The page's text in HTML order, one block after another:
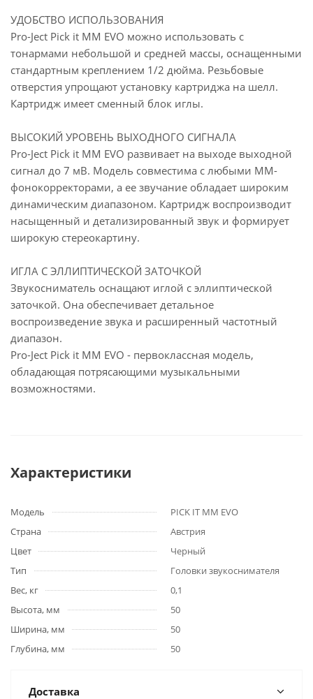
УДОБСТВО ИСПОЛЬЗОВАНИЯ
Pro-Ject Pick it MM EVO можно использовать с
тонармами небольшой и средней массы, оснащенными
стандартным креплением 1/2 дюйма. Резьбовые
отверстия упрощают установку картриджа на шелл.
Картридж имеет сменный блок иглы.
ВЫСОКИЙ УРОВЕНЬ ВЫХОДНОГО СИГНАЛА
Pro-Ject Pick it MM EVO развивает на выходе выходной
сигнал до 7 мВ. Модель совместима с любыми MM-
фонокорректорами, а ее звучание обладает широким
динамическим диапазоном. Картридж воспроизводит
насыщенный и детализированный звук и формирует
широкую стереокартину.
ИГЛА С ЭЛЛИПТИЧЕСКОЙ ЗАТОЧКОЙ
Звукосниматель оснащают иглой с эллиптической
заточкой. Она обеспечивает детальное
воспроизведение звука и расширенный частотный
диапазон.
Pro-Ject Pick it MM EVO - первоклассная модель,
обладающая потрясающими музыкальными
возможностями.
Характеристики
Модель
PICK IT MM EVO
Страна
Австрия
Цвет
Черный
Тип
Головки звукоснимателя
Вес, кг
0,1
Высота, мм
50
Ширина, мм
50
Глубина, мм
50
Доставка